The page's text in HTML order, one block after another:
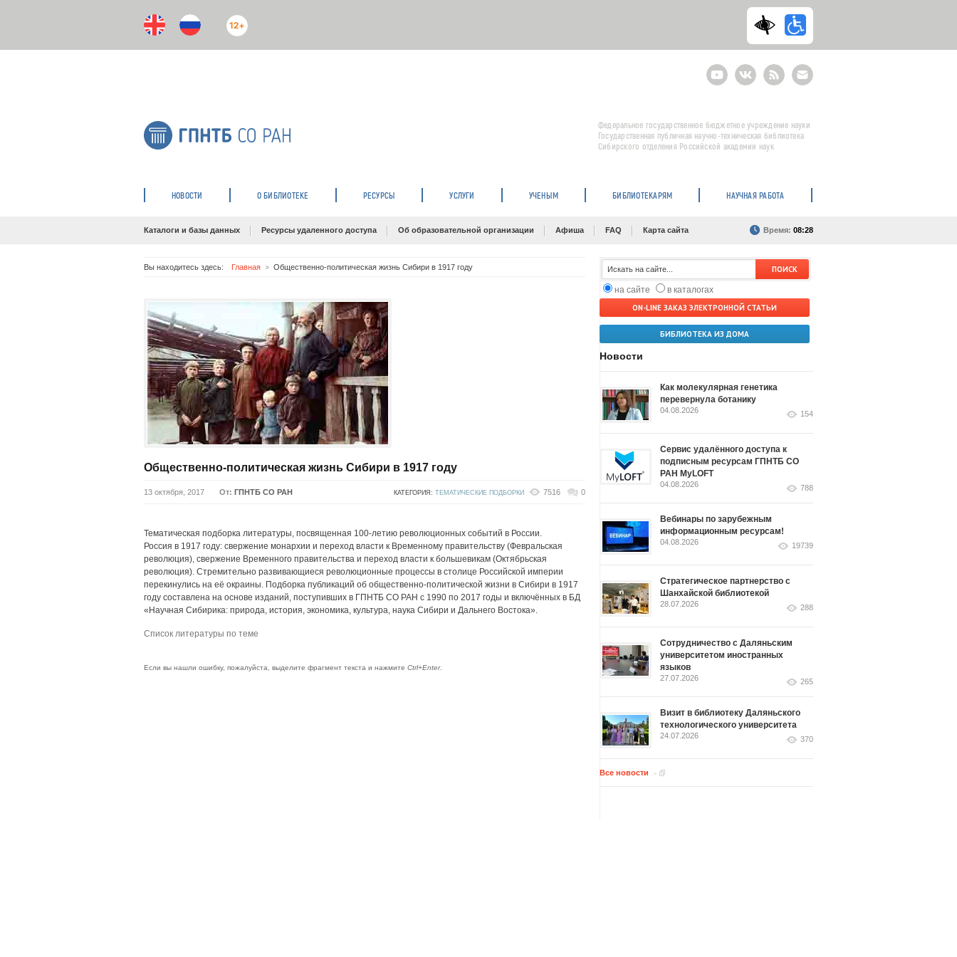
12+
YoutubeВКонтактеRSS
E-
mail
подписка
Федеральное государственное бюджетное учреждение науки
Государственная публичная научно-техническая библиотека
Сибирского отделения Российской академии наук
НОВОСТИ О БИБЛИОТЕКЕ РЕСУРСЫ УСЛУГИ УЧЕНЫМ БИБЛИОТЕКАРЯМ НАУЧНАЯ РАБОТА
Каталоги и базы данных Ресурсы удаленного доступа Об образовательной организации Афиша FAQ Карта сайта Время: 08:28
Вы находитесь здесь: Главная Общественно-политическая жизнь Сибири в 1917 году
Общественно-политическая жизнь Сибири в 1917 году
13 октября, 2017 От: ГПНТБ СО РАН КАТЕГОРИЯ: ТЕМАТИЧЕСКИЕ ПОДБОРКИ 7516 0
Тематическая подборка литературы, посвященная 100-летию революционных событий в России.
Россия в 1917 году: свержение монархии и переход власти к Временному правительству (Февральская
революция), свержение Временного правительства и переход власти к большевикам (Октябрьская
революция). Стремительно развивающиеся революционные процессы в столице Российской империи
перекинулись на её окраины. Подборка публикаций об общественно-политической жизни в Сибири в 1917
году составлена на основе изданий, поступивших в ГПНТБ СО РАН с 1990 по 2017 годы и включённых в БД
«Научная Сибирика: природа, история, экономика, культура, наука Сибири и Дальнего Востока».
Список литературы по теме
Если вы нашли ошибку, пожалуйста, выделите фрагмент текста и нажмите Ctrl+Enter.
на сайте
в каталогах
ON-LINE ЗАКАЗ ЭЛЕКТРОННОЙ СТАТЬИ
БИБЛИОТЕКА ИЗ ДОМА
Новости
Как молекулярная генетика
перевернула ботанику
04.08.2026 154
Сервис удалённого доступа к
подписным ресурсам ГПНТБ СО
РАН MyLOFT
04.08.2026 788
Вебинары по зарубежным
информационным ресурсам!
04.08.2026 19739
Стратегическое партнерство с
Шанхайской библиотекой
28.07.2026 288
Сотрудничество с Даляньским
университетом иностранных
языков
27.07.2026 265
Визит в библиотеку Даляньского
технологического университета
24.07.2026 370
Все новости